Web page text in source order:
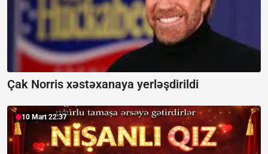
Çak Norris xəstəxanaya yerləşdirildi
10 Mart 22:37